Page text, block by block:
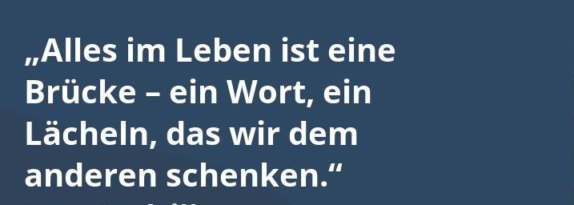
„Alles im Leben ist eine
Brücke – ein Wort, ein
Lächeln, das wir dem
anderen schenken.“